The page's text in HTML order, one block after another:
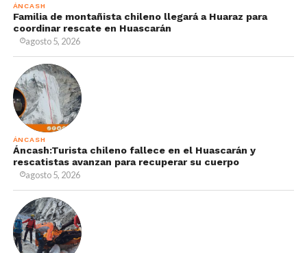
ÁNCASH
Familia de montañista chileno llegará a Huaraz para
coordinar rescate en Huascarán
agosto 5, 2026
ÁNCASH
Áncash:Turista chileno fallece en el Huascarán y
rescatistas avanzan para recuperar su cuerpo
agosto 5, 2026